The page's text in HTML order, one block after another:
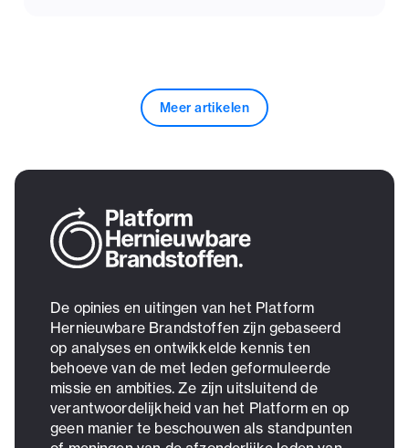
Meer artikelen
De opinies en uitingen van het Platform
Hernieuwbare Brandstoffen zijn gebaseerd
op analyses en ontwikkelde kennis ten
behoeve van de met leden geformuleerde
missie en ambities. Ze zijn uitsluitend de
verantwoordelijkheid van het Platform en op
geen manier te beschouwen als standpunten